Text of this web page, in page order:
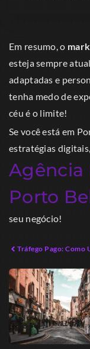
Em resumo, o
esteja sempre
adaptadas e
tenha medo de
céu é o limite!
Se você está em
estratégias
Agência
Porto
seu negócio!